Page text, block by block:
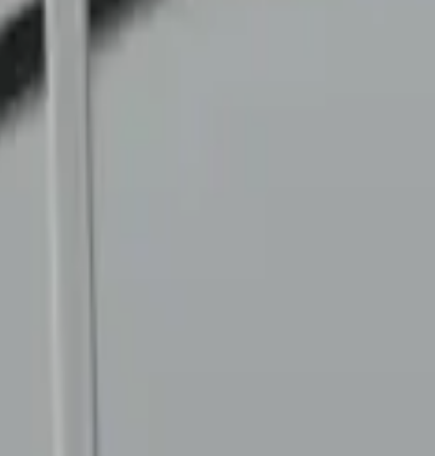
tilleggsutstyr under produkter